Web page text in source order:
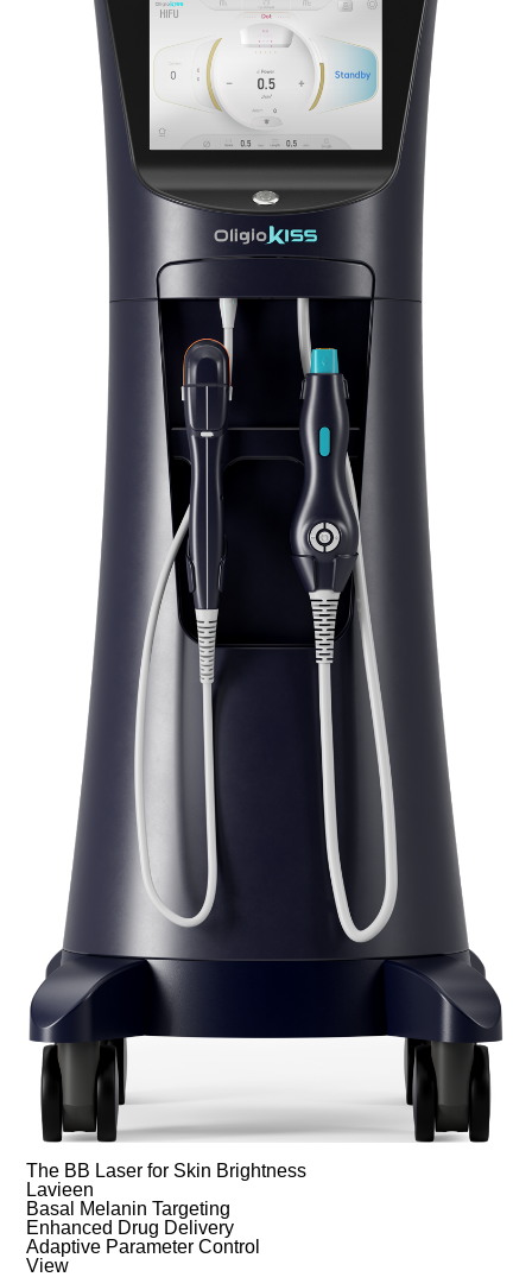
The BB Laser for Skin Brightness
Lavieen
Basal Melanin Targeting
Enhanced Drug Delivery
Adaptive Parameter Control
View